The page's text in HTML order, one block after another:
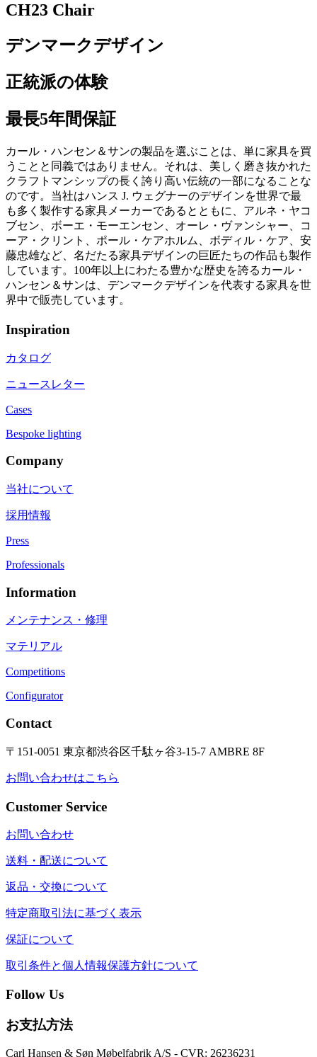
CH23 Chair
デンマークデザイン
正統派の体験
最長5年間保証
カール・ハンセン＆サンの製品を選ぶことは、単に家具を買
うことと同義ではありません。それは、美しく磨き抜かれた
クラフトマンシップの長く誇り高い伝統の一部になることな
のです。当社はハンス J. ウェグナーのデザインを世界で最
も多く製作する家具メーカーであるとともに、アルネ・ヤコ
ブセン、ボーエ・モーエンセン、オーレ・ヴァンシャー、コ
ーア・クリント、ポール・ケアホルム、ボディル・ケア、安
藤忠雄など、名だたる家具デザインの巨匠たちの作品も製作
しています。100年以上にわたる豊かな歴史を誇るカール・
ハンセン＆サンは、デンマークデザインを代表する家具を世
界中で販売しています。
Inspiration
カタログ
ニュースレター
Cases
Bespoke lighting
Company
当社について
採用情報
Press
Professionals
Information
メンテナンス・修理
マテリアル
Competitions
Configurator
Contact
〒151-0051 東京都渋谷区千駄ヶ谷3-15-7 AMBRE 8F
お問い合わせはこちら
Customer Service
お問い合わせ
送料・配送について
返品・交換について
特定商取引法に基づく表示
保証について
取引条件と個人情報保護方針について
Follow Us
お支払方法
Carl Hansen & Søn Møbelfabrik A/S - CVR: 26236231